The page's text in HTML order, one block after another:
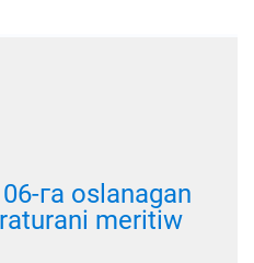
га oslanagan
meritiw